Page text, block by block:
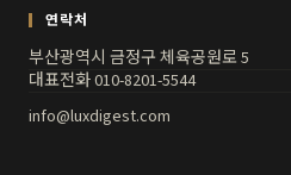
연락처
부산광역시 금정구 체육공원로 5
대표전화 010-8201-5544
info@luxdigest.com